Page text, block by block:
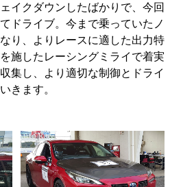
イクダウンしたばかりで、今回
ドライブ。今まで乗っていたノ
り、よりレースに適した出力特
施したレーシングミライで着実
集し、より適切な制御とドライ
きます。